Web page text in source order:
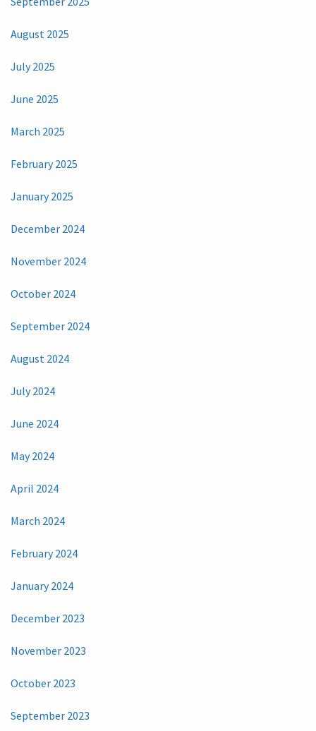
August 2025
July 2025
June 2025
March 2025
February 2025
January 2025
December 2024
November 2024
October 2024
September 2024
August 2024
July 2024
June 2024
May 2024
April 2024
March 2024
February 2024
January 2024
December 2023
November 2023
October 2023
September 2023